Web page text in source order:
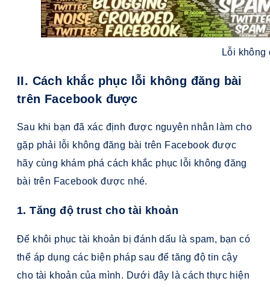
Lỗi
II. Cách khắc phục lỗi không đăng bài
trên Facebook được
Sau khi bạn đã xác định được nguyên nhân làm cho
gặp phải lỗi không đăng bài trên Facebook được
hãy cùng khám phá cách khắc phục lỗi không đăng
bài trên Facebook được nhé.
1. Tăng độ trust cho tài khoản
Để khôi phục tài khoản bị đánh dấu là spam, bạn có
thể áp dụng các biện pháp sau để tăng độ tin cậy
cho tài khoản của mình. Dưới đây là cách thực hiện